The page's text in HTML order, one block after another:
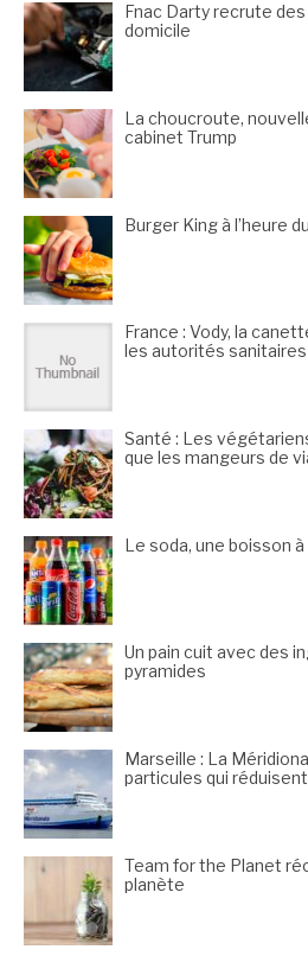
Fnac Darty recrute
domicile
La choucroute,
cabinet Trump
Burger King à l’heure
France : Vody, la
les autorités sanitaires
Santé : Les
que les mangeurs de
Le soda, une boisson
Un pain cuit avec des
pyramides
Marseille : La
particules qui
Team for the Planet
planète